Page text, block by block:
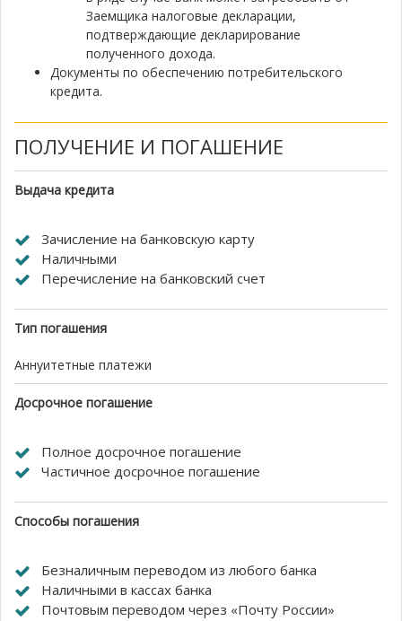
Заемщика налоговые декларации,
подтверждающие декларирование
полученного дохода.
Документы по обеспечению потребительского
кредита.
ПОЛУЧЕНИЕ И ПОГАШЕНИЕ
Выдача кредита
Зачисление на банковскую карту
Наличными
Перечисление на банковский счет
Тип погашения
Аннуитетные платежи
Досрочное погашение
Полное досрочное погашение
Частичное досрочное погашение
Способы погашения
Безналичным переводом из любого банка
Наличными в кассах банка
Почтовым переводом через «Почту России»